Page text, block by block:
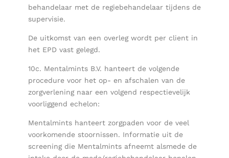
behandelaar met de regiebehandelaar tijdens de
supervisie.
De uitkomst van een overleg wordt per client in
het EPD vast gelegd.
10c. Mentalmints B.V. hanteert de volgende
procedure voor het op- en afschalen van de
zorgverlening naar een volgend respectievelijk
voorliggend echelon:
Mentalmints hanteert zorgpaden voor de veel
voorkomende stoornissen. Informatie uit de
screening die Mentalmints afneemt alsmede de